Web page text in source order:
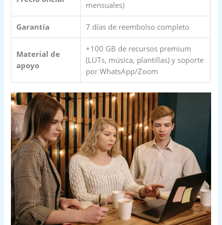
mensuales)
Garantía 7 días de reembolso completo
Material de
apoyo
+100 GB de recursos premium
(LUTs, música, plantillas) y soporte
por WhatsApp/Zoom